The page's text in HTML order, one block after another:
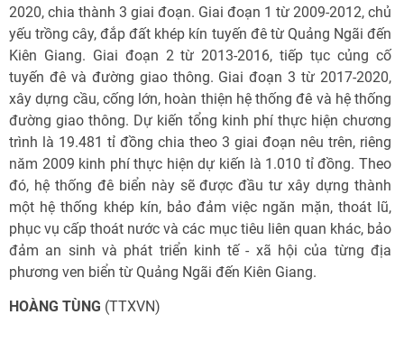
2020, chia thành 3 giai đoạn. Giai đoạn 1 từ 2009-2012, chủ
yếu trồng cây, đắp đất khép kín tuyến đê từ Quảng Ngãi đến
Kiên Giang. Giai đoạn 2 từ 2013-2016, tiếp tục củng cố
tuyến đê và đường giao thông. Giai đoạn 3 từ 2017-2020,
xây dựng cầu, cống lớn, hoàn thiện hệ thống đê và hệ thống
đường giao thông. Dự kiến tổng kinh phí thực hiện chương
trình là 19.481 tỉ đồng chia theo 3 giai đoạn nêu trên, riêng
năm 2009 kinh phí thực hiện dự kiến là 1.010 tỉ đồng. Theo
đó, hệ thống đê biển này sẽ được đầu tư xây dựng thành
một hệ thống khép kín, bảo đảm việc ngăn mặn, thoát lũ,
phục vụ cấp thoát nước và các mục tiêu liên quan khác, bảo
đảm an sinh và phát triển kinh tế - xã hội của từng địa
phương ven biển từ Quảng Ngãi đến Kiên Giang.
HOÀNG TÙNG (TTXVN)